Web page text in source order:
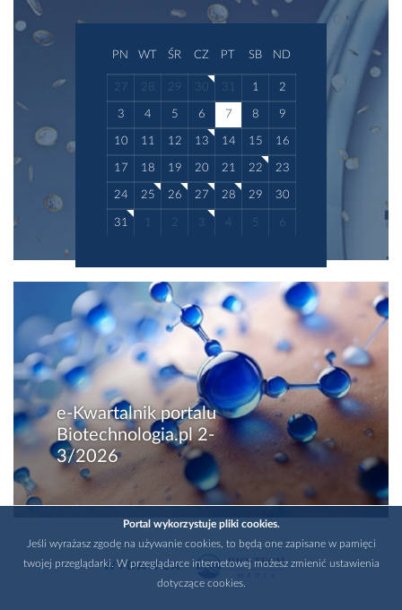
PN WT ŚR CZ PT SB ND
27 28 29 30 31 1 2
3 4 5 6 7 8 9
10 11 12 13 14 15 16
17 18 19 20 21 22 23
24 25 26 27 28 29 30
31 1 2 3 4 5 6
e-Kwartalnik portalu
Biotechnologia.pl 2-
3/2026
WYDAWCA
Portal wykorzystuje pliki cookies.
Jeśli wyrażasz zgodę na używanie cookies, to będą one zapisane w pamięci
twojej przeglądarki. W przeglądarce internetowej możesz zmienić ustawienia
dotyczące cookies.